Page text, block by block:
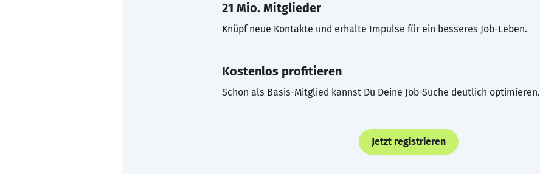
21 Mio. Mitglieder
Knüpf neue Kontakte und erhalte Impulse für ein besseres Job-Leben.
Kostenlos profitieren
Schon als Basis-Mitglied kannst Du Deine Job-Suche deutlich optimieren.
Jetzt registrieren